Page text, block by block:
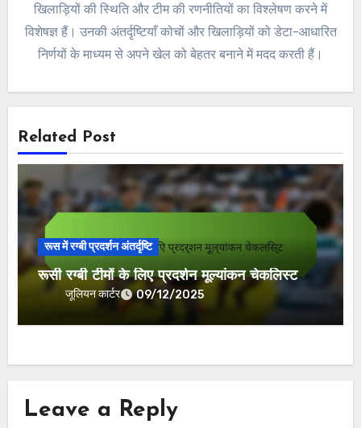
खिलाड़ियों की स्थिति और टीम की रणनीतियों का विश्लेषण करने में
विशेषज्ञ हैं। उनकी अंतर्दृष्टियाँ कोचों और खिलाड़ियों को डेटा-आधारित
निर्णयों के माध्यम से अपने खेल को बेहतर बनाने में मदद करती हैं।
Related Post
रूस में रग्बी प्रदर्शन अंतर्दृष्टि
रूसी रग्बी टीमों के लिए प्रदर्शन मूल्यांकन चेकलिस्ट
जूलियन कार्टर 09/12/2025
Leave a Reply